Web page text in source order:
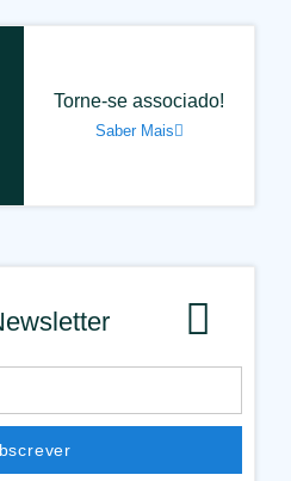
Torne-se associado!
Saber Mais